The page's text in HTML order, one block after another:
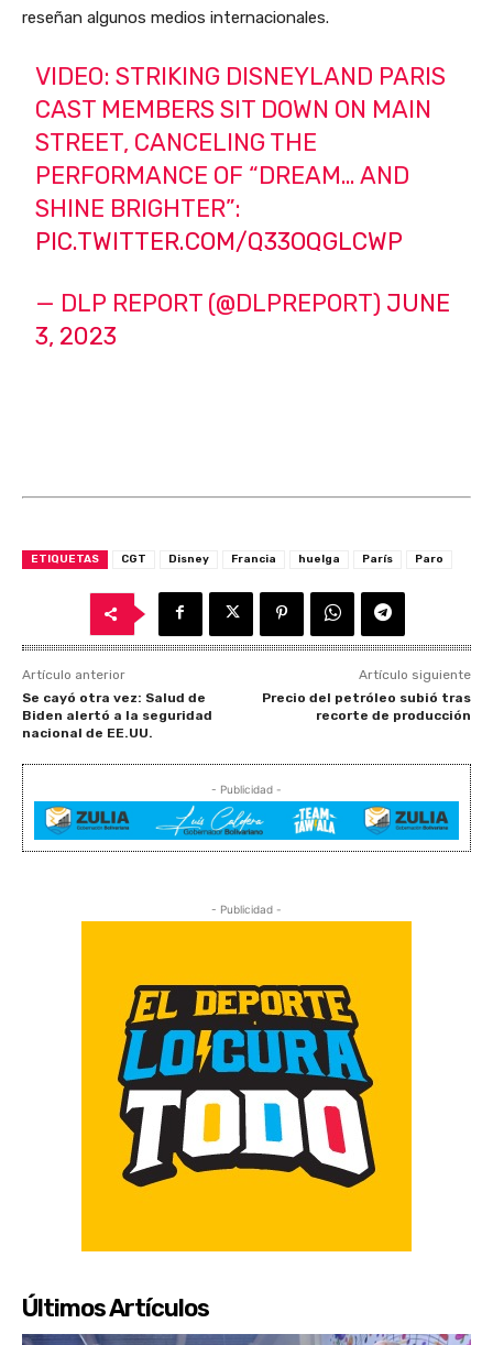
reseñan algunos medios internacionales.
VIDEO: STRIKING DISNEYLAND PARIS
CAST MEMBERS SIT DOWN ON MAIN
STREET, CANCELING THE
PERFORMANCE OF “DREAM… AND
SHINE BRIGHTER”:
PIC.TWITTER.COM/Q33OQGLCWP
— DLP REPORT (@DLPREPORT) JUNE
3, 2023
ETIQUETAS CGT Disney Francia huelga París Paro
Artículo anterior
Se cayó otra vez: Salud de
Biden alertó a la seguridad
nacional de EE.UU.
Artículo siguiente
Precio del petróleo subió tras
recorte de producción
- Publicidad -
- Publicidad -
Últimos Artículos